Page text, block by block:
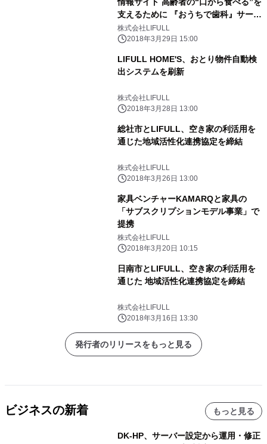
支えるために 『おうちで歯科』サービ
ス開始
株式会社LIFULL
2018年3月29日 15:00
LIFULL HOME'S、おとり物件自動検
出システムを刷新
株式会社LIFULL
2018年3月28日 13:00
総社市とLIFULL、空き家の利活用を
通じた地域活性化連携協定を締結
株式会社LIFULL
2018年3月26日 13:00
家具ベンチャーKAMARQと家具の
「サブスクリプションモデル事業」で
提携
株式会社LIFULL
2018年3月20日 10:15
日南市とLIFULL、空き家の利活用を
通じた 地域活性化連携協定を締結
株式会社LIFULL
2018年3月16日 13:30
発行者のリリースをもっと見る
ビジネスの新着 もっと見る
DK-HP、サーバー設定から運用・修正